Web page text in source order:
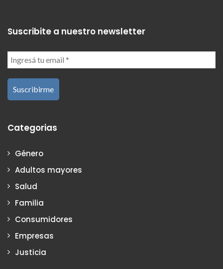
Suscribite a nuestro newsletter
Categorias
Género
Adultos mayores
Salud
Familia
Consumidores
Empresas
Justicia